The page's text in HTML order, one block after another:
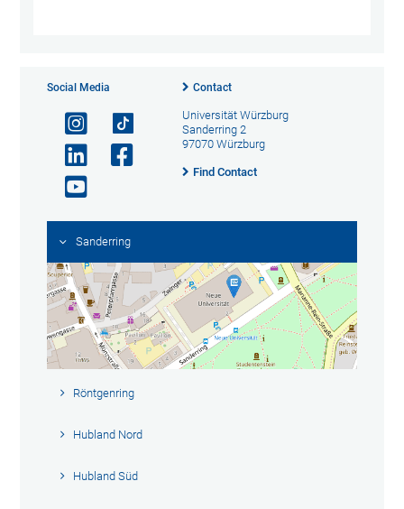
Social Media Contact
Universität Würzburg
Sanderring 2
97070 Würzburg
Find Contact
Sanderring
Röntgenring
Hubland Nord
Hubland Süd